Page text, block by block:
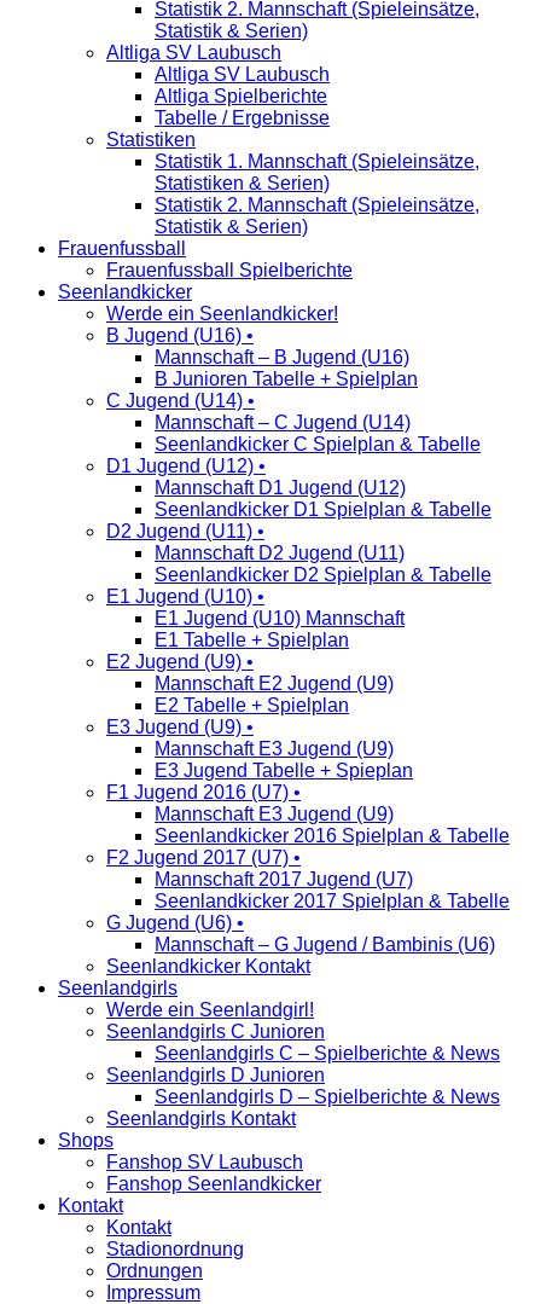
Statistik 2. Mannschaft (Spieleinsätze,
Statistik & Serien)
Altliga SV Laubusch
Altliga SV Laubusch
Altliga Spielberichte
Tabelle / Ergebnisse
Statistiken
Statistik 1. Mannschaft (Spieleinsätze,
Statistiken & Serien)
Statistik 2. Mannschaft (Spieleinsätze,
Statistik & Serien)
Frauenfussball
Frauenfussball Spielberichte
Seenlandkicker
Werde ein Seenlandkicker!
B Jugend (U16) •
Mannschaft – B Jugend (U16)
B Junioren Tabelle + Spielplan
C Jugend (U14) •
Mannschaft – C Jugend (U14)
Seenlandkicker C Spielplan & Tabelle
D1 Jugend (U12) •
Mannschaft D1 Jugend (U12)
Seenlandkicker D1 Spielplan & Tabelle
D2 Jugend (U11) •
Mannschaft D2 Jugend (U11)
Seenlandkicker D2 Spielplan & Tabelle
E1 Jugend (U10) •
E1 Jugend (U10) Mannschaft
E1 Tabelle + Spielplan
E2 Jugend (U9) •
Mannschaft E2 Jugend (U9)
E2 Tabelle + Spielplan
E3 Jugend (U9) •
Mannschaft E3 Jugend (U9)
E3 Jugend Tabelle + Spieplan
F1 Jugend 2016 (U7) •
Mannschaft E3 Jugend (U9)
Seenlandkicker 2016 Spielplan & Tabelle
F2 Jugend 2017 (U7) •
Mannschaft 2017 Jugend (U7)
Seenlandkicker 2017 Spielplan & Tabelle
G Jugend (U6) •
Mannschaft – G Jugend / Bambinis (U6)
Seenlandkicker Kontakt
Seenlandgirls
Werde ein Seenlandgirl!
Seenlandgirls C Junioren
Seenlandgirls C – Spielberichte & News
Seenlandgirls D Junioren
Seenlandgirls D – Spielberichte & News
Seenlandgirls Kontakt
Shops
Fanshop SV Laubusch
Fanshop Seenlandkicker
Kontakt
Kontakt
Stadionordnung
Ordnungen
Impressum